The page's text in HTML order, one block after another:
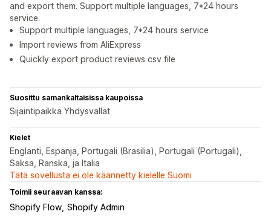
and export them. Support multiple languages, 7*24 hours
service.
Support multiple languages, 7*24 hours service
Import reviews from AliExpress
Quickly export product reviews csv file
Suosittu samankaltaisissa kaupoissa
Sijaintipaikka Yhdysvallat
Kielet
Englanti, Espanja, Portugali (Brasilia), Portugali (Portugali),
Saksa, Ranska, ja Italia
Tätä sovellusta ei ole käännetty kielelle Suomi
Toimii seuraavan kanssa:
Shopify Flow Shopify Admin